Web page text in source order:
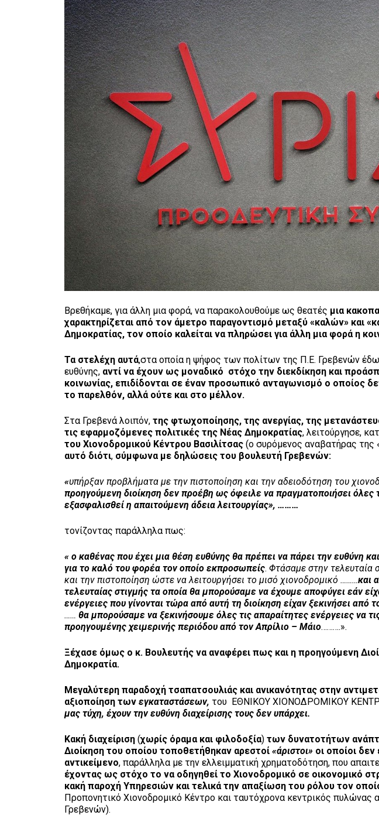
Βρεθήκαμε, για άλλη μια φορά, να παρακολουθούμε ως θεατές μια
χαρακτηρίζεται από τον άμετρο παραγοντισμό μεταξύ «καλών» και
Δημοκρατίας, τον οποίο καλείται να πληρώσει για άλλη μια φορά η
Τα στελέχη αυτά,στα οποία η ψήφος των πολίτων της Π.Ε. Γρεβενών
ευθύνης, αντί να έχουν ως μοναδικό στόχο την διεκδίκηση και
κοινωνίας, επιδίδονται σε έναν προσωπικό ανταγωνισμό ο οποίος
το παρελθόν, αλλά ούτε και στο μέλλον.
Στα Γρεβενά λοιπόν, της φτωχοποίησης, της ανεργίας, της
τις εφαρμοζόμενες πολιτικές της Νέας Δημοκρατίας, λειτούργησε,
του Χιονοδρομικού Κέντρου Βασιλίτσας(ο συρόμενος αναβατήρας της
αυτό διότι, σύμφωνα με δηλώσεις του βουλευτή Γρεβενών:
«υπήρξαν προβλήματα με την πιστοποίηση και την αδειοδότηση του
προηγούμενη διοίκηση δεν προέβη ως όφειλε να πραγματοποιήσει όλες
εξασφαλισθεί η απαιτούμενη άδεια λειτουργίας», ………
τονίζοντας παράλληλα πως:
« ο καθένας που έχει μια θέση ευθύνης θα πρέπει να πάρει την ευθύνη
για το καλό του φορέα τον οποίο εκπροσωπείς.Φτάσαμε στην τελευταία
και την πιστοποίηση ώστε να λειτουργήσει το μισό χιονοδρομικό………και
τελευταίας στιγμής τα οποία θα μπορούσαμε να έχουμε αποφύγει εάν
ενέργειες που γίνονται τώρα από αυτή τη διοίκηση είχαν ξεκινήσει
……θα μπορούσαμε να ξεκινήσουμε όλες τις απαραίτητες ενέργειες να
προηγουμένης χειμερινής περιόδου από τον Απρίλιο – Μάιο……….».
Ξέχασε όμως ο κ. Βουλευτής να αναφέρει πως και η προηγούμενη
Δημοκρατία.
Μεγαλύτερη παραδοχή τσαπατσουλιάς και ανικανότητας στην
αξιοποίηση τωνεγκαταστάσεων, του ΕΘΝΙΚΟΥ ΧΙΟΝΟΔΡΟΜΙΚΟΥ
μας τύχη, έχουν την ευθύνη διαχείρισης τους δεν υπάρχει.
Κακή διαχείριση (χωρίς όραμα και φιλοδοξία)των δυνατοτήτων
Διοίκηση του οποίου τοποθετήθηκαν αρεστοί«άριστοι» οι οποίοι
αντικείμενο, παράλληλα με την ελλειμματική χρηματοδότηση, που
έχοντας ως στόχο το να οδηγηθεί το Χιονοδρομικό σε οικονομικό
κακή παροχή Υπηρεσιών και τελικά την απαξίωση του ρόλου τον
Προπονητικό Χιονοδρομικό Κέντρο και ταυτόχρονα κεντρικός πυλώνας
Γρεβενών).